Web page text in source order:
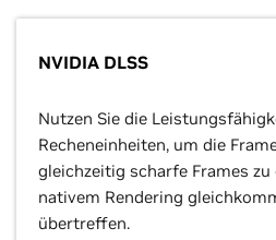
NVIDIA DLSS
Nutzen Sie die
Recheneinheiten, um die
gleichzeitig scharfe Frames zu
nativem Rendering
übertreffen.